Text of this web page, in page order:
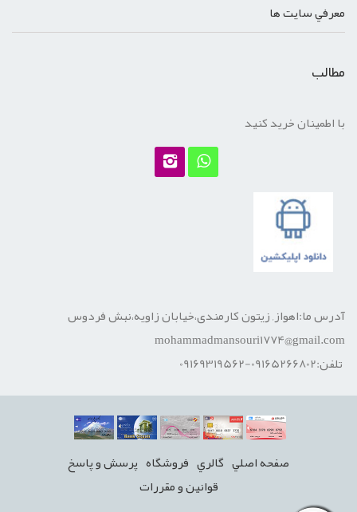
معرفي سايت ها
مطالب
با اطمینان خرید کنید
آدرس ما:اهواز, زیتون کارمندی،خیابان زاویه،نبش فردوس
mohammadmansouri1774@gmail.com
تلفن:09165266802-09169319562
صفحه اصلي گالري فروشگاه پرسش و پاسخ
قوانين و مقررات